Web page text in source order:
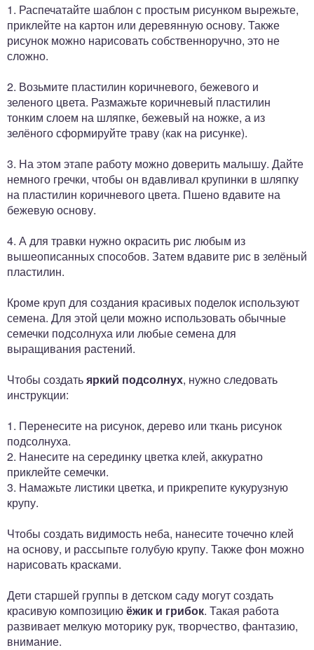
1. Распечатайте шаблон с простым рисунком вырежьте,
приклейте на картон или деревянную основу. Также
рисунок можно нарисовать собственноручно, это не
сложно.
2. Возьмите пластилин коричневого, бежевого и
зеленого цвета. Размажьте коричневый пластилин
тонким слоем на шляпке, бежевый на ножке, а из
зелёного сформируйте траву (как на рисунке).
3. На этом этапе работу можно доверить малышу. Дайте
немного гречки, чтобы он вдавливал крупинки в шляпку
на пластилин коричневого цвета. Пшено вдавите на
бежевую основу.
4. А для травки нужно окрасить рис любым из
вышеописанных способов. Затем вдавите рис в зелёный
пластилин.
Кроме круп для создания красивых поделок используют
семена. Для этой цели можно использовать обычные
семечки подсолнуха или любые семена для
выращивания растений.
Чтобы создатьяркий подсолнух, нужно следовать
инструкции:
1. Перенесите на рисунок, дерево или ткань рисунок
подсолнуха.
2. Нанесите на серединку цветка клей, аккуратно
приклейте семечки.
3. Намажьте листики цветка, и прикрепите кукурузную
крупу.
Чтобы создать видимость неба, нанесите точечно клей
на основу, и рассыпьте голубую крупу. Также фон можно
нарисовать красками.
Дети старшей группы в детском саду могут создать
красивую композициюёжик и грибок. Такая работа
развивает мелкую моторику рук, творчество, фантазию,
внимание.